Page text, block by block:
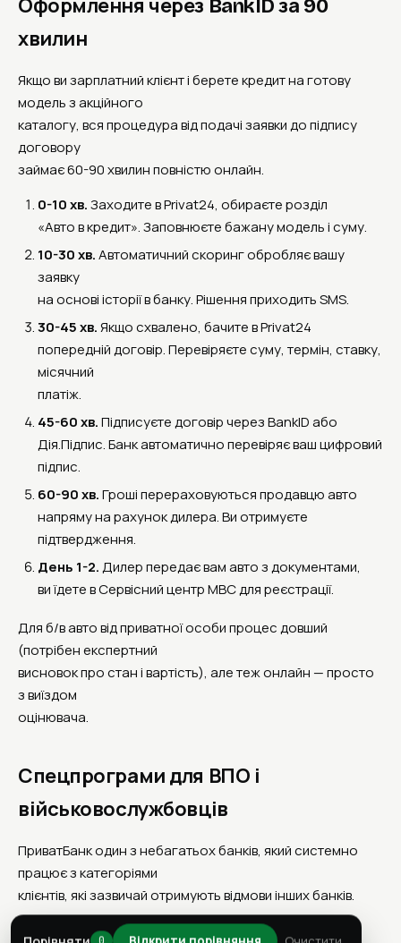
Оформлення через BankID за 90
хвилин
Якщо ви зарплатний клієнт і берете кредит на готову
модель з акційного
каталогу, вся процедура від подачі заявки до підпису
договору
займає 60-90 хвилин повністю онлайн.
0-10 хв.Заходите в Privat24, обираєте розділ
«Авто в кредит». Заповнюєте бажану модель і суму.
10-30 хв.Автоматичний скоринг обробляє вашу
заявку
на основі історії в банку. Рішення приходить SMS.
30-45 хв.Якщо схвалено, бачите в Privat24
попередній договір. Перевіряєте суму, термін, ставку,
місячний
платіж.
45-60 хв.Підписуєте договір через BankID або
Дія.Підпис. Банк автоматично перевіряє ваш цифровий
підпис.
60-90 хв.Гроші перераховуються продавцю авто
напряму на рахунок дилера. Ви отримуєте
підтвердження.
День 1-2.Дилер передає вам авто з документами,
ви їдете в Сервісний центр МВС для реєстрації.
Для б/в авто від приватної особи процес довший
(потрібен експертний
висновок про стан і вартість), але теж онлайн — просто
з виїздом
оцінювача.
Спецпрограми для ВПО і
військовослужбовців
ПриватБанк один з небагатьох банків, який системно
працює з категоріями
клієнтів, які зазвичай отримують відмови інших банків.